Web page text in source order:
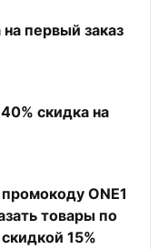
первый заказ
скидка на
ONE1
15%